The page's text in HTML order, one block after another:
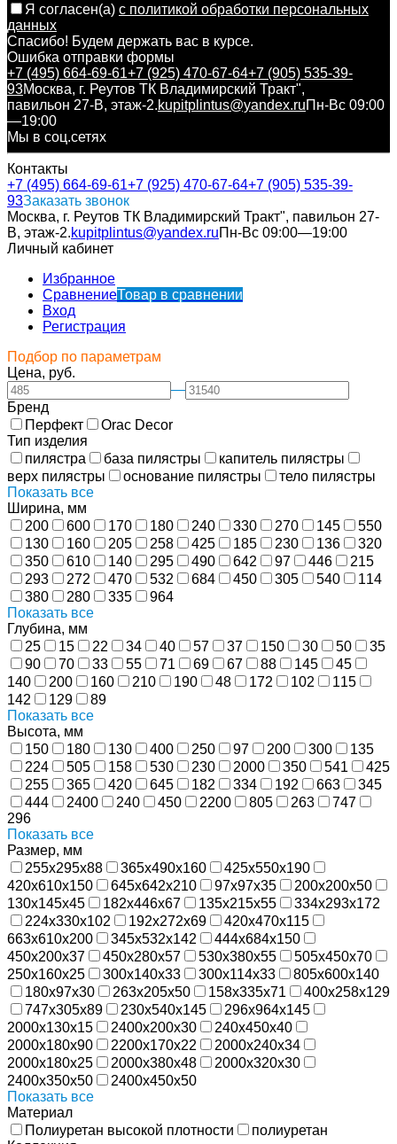
Я согласен(a) с политикой обработки персональных
данных
Спасибо! Будем держать вас в курсе.
Ошибка отправки формы
+7 (495) 664-69-61+7 (925) 470-67-64+7 (905) 535-39-
93Москва, г. Реутов ТК Владимирский Тракт",
павильон 27-В, этаж-2.kupitplintus@yandex.ruПн-Вс 09:00
—19:00
Мы в соц.сетях
Контакты
+7 (495) 664-69-61+7 (925) 470-67-64+7 (905) 535-39-
93Заказать звонок
Москва, г. Реутов ТК Владимирский Тракт", павильон 27-
В, этаж-2.kupitplintus@yandex.ruПн-Вс 09:00—19:00
Личный кабинет
Избранное
СравнениеТовар в сравнении
Вход
Регистрация
Подбор по параметрам
Цена, руб.
—
Бренд
Перфект
Orac Decor
Тип изделия
пилястра
база пилястры
капитель пилястры
верх пилястры
основание пилястры
тело пилястры
Показать все
Ширина, мм
200
600 170 180 240 330 270 145
550
130
160 205 258 425 185 230 136
320
350
610 140 295 490 642 97 446
215
293
272 470 532 684 450 305 540
114
380
280 335
964
Показать все
Глубина, мм
25
15 22 34 40 57 37 150 30 50
35
90
70 33 55 71 69 67 88 145
45
140
200 160 210 190 48 172 102
115
142
129
89
Показать все
Высота, мм
150
180 130 400 250 97 200 300
135
224
505 158 530 230 2000 350 541
425
255
365 420 645 182 334 192 663
345
444
2400 240 450 2200 805 263
747
296
Показать все
Размер, мм
255х295х88
365х490х160
425х550х190
420х610х150
645х642х210 97х97х35
200х200х50
130х145х45
182х446х67 135х215х55
334х293х172
224х330х102
192х272х69
420х470х115
663х610х200
345х532х142
444х684х150
450х200х37
450х280х57 530х380х55
505х450х70
250х160х25
300х140х33 300х114х33
805х600х140
180х97х30
263х205х50 158х335х71
400х258х129
747х305х89
230х540х145
296х964х145
2000х130х15
2400х200х30
240х450х40
2000х180х90
2200х170х22
2000х240х34
2000х180х25
2000х380х48
2000х320х30
2400х350х50
2400х450х50
Показать все
Материал
Полиуретан высокой плотности
полиуретан